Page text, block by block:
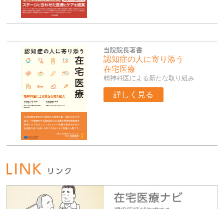
当院院長著書
認知症の人に寄り添う
在宅医療
精神科医による新たな取り組み
詳しく見る